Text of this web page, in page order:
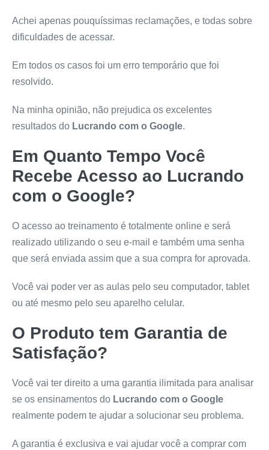
Achei apenas pouquíssimas reclamações, e todas sobre
dificuldades de acessar.
Em todos os casos foi um erro temporário que foi
resolvido.
Na minha opinião, não prejudica os excelentes
resultados do Lucrando com o Google.
Em Quanto Tempo Você
Recebe Acesso ao Lucrando
com o Google?
O acesso ao treinamento é totalmente online e será
realizado utilizando o seu e-mail e também uma senha
que será enviada assim que a sua compra for aprovada.
Você vai poder ver as aulas pelo seu computador, tablet
ou até mesmo pelo seu aparelho celular.
O Produto tem Garantia de
Satisfação?
Você vai ter direito a uma garantia ilimitada para analisar
se os ensinamentos do Lucrando com o Google
realmente podem te ajudar a solucionar seu problema.
A garantia é exclusiva e vai ajudar você a comprar com